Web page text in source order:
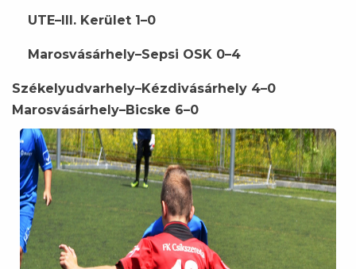
UTE–III. Kerület 1–0
Marosvásárhely–Sepsi OSK 0–4
Székelyudvarhely–Kézdivásárhely 4–0
Marosvásárhely–Bicske 6–0